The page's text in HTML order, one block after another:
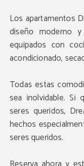
Los apartamentos
diseño moderno
equipados con
acondicionado,
Todas estas
sea inolvidable. Si
seres queridos,
hechos
seres queridos.